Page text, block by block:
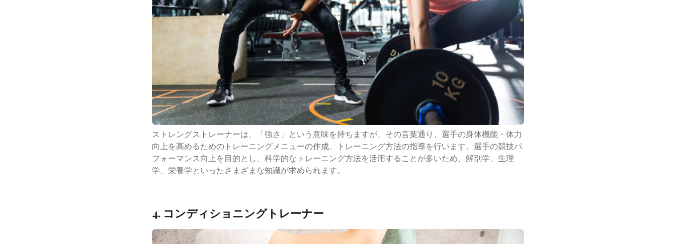
ストレングストレーナーは、「強さ」という意味を持ちますが、その言葉通り、選手の身体機能・体力
向上を高めるためのトレーニングメニューの作成、トレーニング方法の指導を行います。選手の競技パ
フォーマンス向上を目的とし、科学的なトレーニング方法を活用することが多いため、解剖学、生理
学、栄養学といったさまざまな知識が求められます。
4. コンディショニングトレーナー